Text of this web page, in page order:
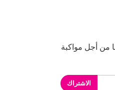
من أجل مواكبة
الاشتراك